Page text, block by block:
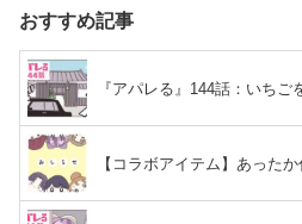
おすすめ記事
『アパレる』144話：いちご
【コラボアイテム】あった